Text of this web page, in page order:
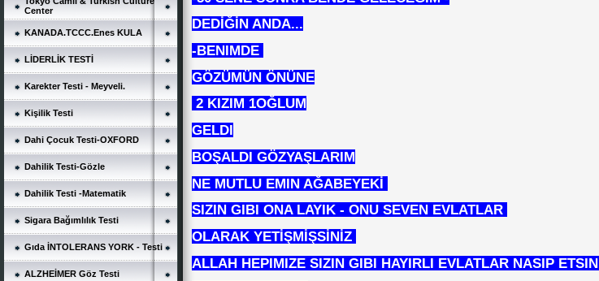
Center
KANADA.TCCC.Enes KULA
LİDERLİK TESTİ
Karekter Testi - Meyveli.
Kişilik Testi
Dahi Çocuk Testi-OXFORD
Dahilik Testi-Gözle
Dahilik Testi -Matematik
Sigara Bağımlılık Testi
Gıda İNTOLERANS YORK - Testi
ALZHEİMER Göz Testi
DEDİĞİN ANDA...
-BENIMDE
GÖZÜMÜN ÖNÜNE
2 KIZIM 1OĞLUM
GELDI
BOŞALDI GÖZYAŞLARIM
NE MUTLU EMIN AĞABEYEKİ
SIZIN GIBI ONA LAYIK - ONU SEVEN EVLATLAR
OLARAK YETİŞMİŞSİNİZ
ALLAH HEPIMIZE SIZIN GIBI HAYIRLI EVLATLAR NASIP ETSIN